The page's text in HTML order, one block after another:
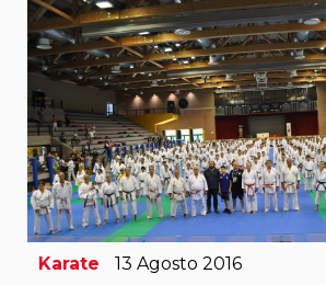
Karate 13 Agosto 2016